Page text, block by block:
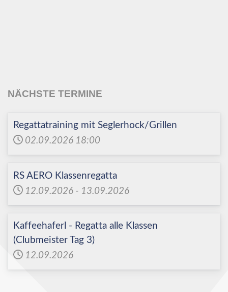
NÄCHSTE TERMINE
Regattatraining mit Seglerhock/Grillen
02.09.2026 18:00
RS AERO Klassenregatta
12.09.2026 - 13.09.2026
Kaffeehaferl - Regatta alle Klassen
(Clubmeister Tag 3)
12.09.2026